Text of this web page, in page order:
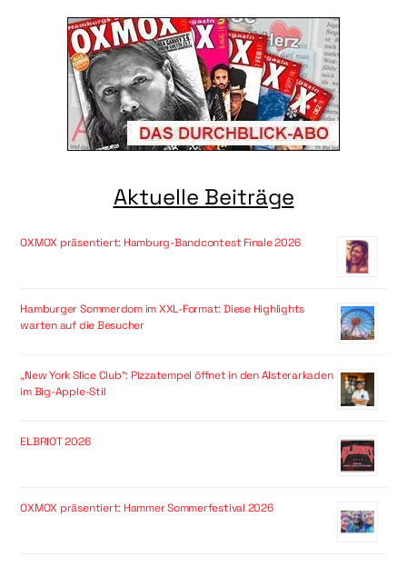
Aktuelle Beiträge
OXMOX präsentiert: Hamburg-Bandcontest Finale 2026
Hamburger Sommerdom im XXL-Format: Diese Highlights
warten auf die Besucher
„New York Slice Club“: Pizzatempel öffnet in den Alsterarkaden
im Big-Apple-Stil
ELBRIOT 2026
OXMOX präsentiert: Hammer Sommerfestival 2026